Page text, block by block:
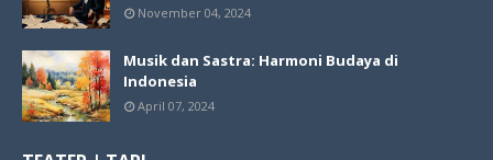
November 04, 2024
Musik dan Sastra: Harmoni Budaya di
Indonesia
April 07, 2024